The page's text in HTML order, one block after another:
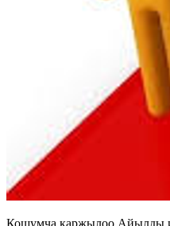
Кошумча каржылоо Айылды